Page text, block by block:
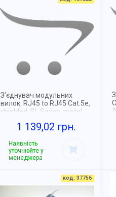
З’єднувач модульних
вилок, RJ45 to RJ45 Cat.5e,
shielded, SL Series, metal
1 139,02 грн.
Наявність
уточнюйте у
менеджера
код: 37756